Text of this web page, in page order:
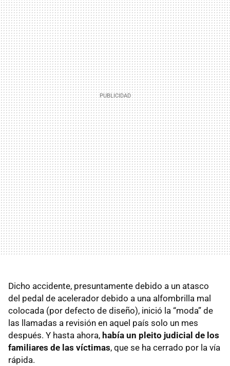
Dicho accidente, presuntamente debido a un atasco
del pedal de acelerador debido a una alfombrilla mal
colocada (por defecto de diseño), inició la “moda” de
las llamadas a revisión en aquel país solo un mes
después. Y hasta ahora, había un pleito judicial de los
familiares de las víctimas, que se ha cerrado por la vía
rápida.